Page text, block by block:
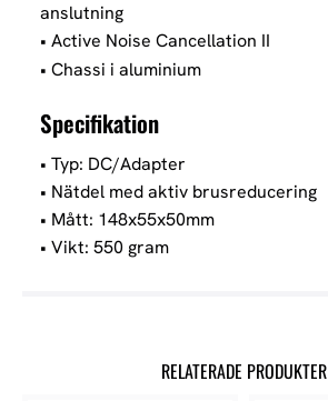
anslutning
• Active Noise Cancellation II
• Chassi i aluminium
Specifikation
• Typ: DC/Adapter
• Nätdel med aktiv brusreducering
• Mått: 148x55x50mm
• Vikt: 550 gram
RELATERADE PRODUKTER